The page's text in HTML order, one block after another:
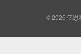
© 2026 亿恩